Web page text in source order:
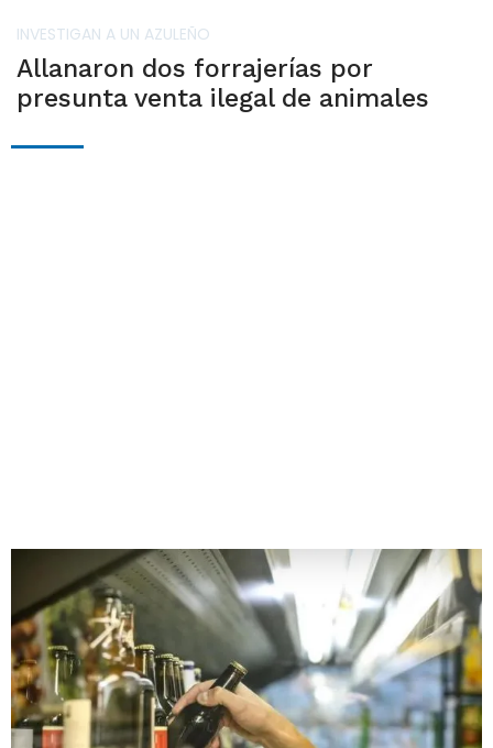
INVESTIGAN A UN AZULEÑO
Allanaron dos forrajerías por
presunta venta ilegal de animales